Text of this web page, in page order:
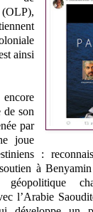
ainsi
de son
par
joue
:
à
l’Arabie